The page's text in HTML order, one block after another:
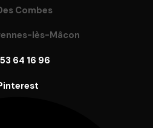
Combes
lès-Mâcon
64 16 96